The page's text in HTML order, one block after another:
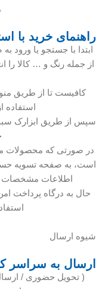
راهنمای خرید با
ابتدا با جستجو یا
از جمله رنگ و … کالا را
کافیست تا از طریق
استفاده
سپس از طریق ابزارک
در صورتی که محصولات
است، به صفحه تسویه
اطلاعات مشخصات
حال به درگاه پرداخت
شیوه ارسال
ارسال به سراسر
( تحویل حضوری /